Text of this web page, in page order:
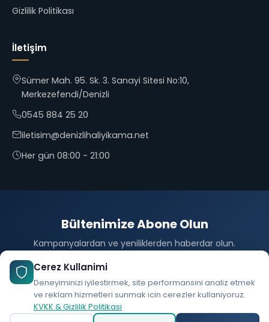
Gizlilik Politikası
İletişim
Sümer Mah. 95. Sk. 3. Sanayi Sitesi No:10,
Merkezefendi/Denizli
0545 884 25 20
iletisim@denizlihaliyikama.net
Her gün 08:00 - 21:00
Bültenimize Abone Olun
Kampanyalardan ve yeniliklerden haberdar olun.
Cerez Kullanimi
Deneyiminizi iyilestirmek, site performansini analiz etmek
ve reklam hizmetleri sunmak icin cerezler kullaniyoruz.
KVKK & Gizlilik Politikasi